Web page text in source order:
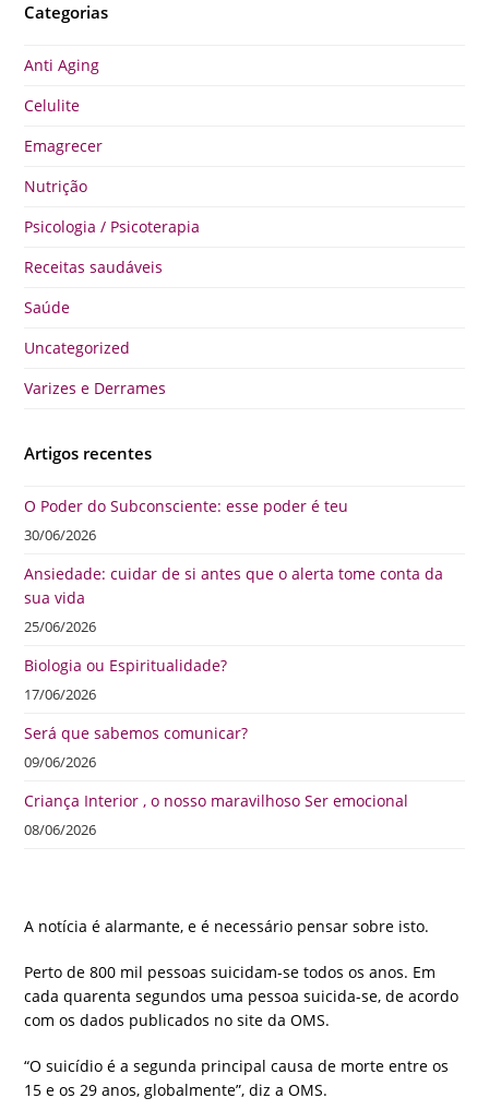
Categorias
Anti Aging
Celulite
Emagrecer
Nutrição
Psicologia / Psicoterapia
Receitas saudáveis
Saúde
Uncategorized
Varizes e Derrames
Artigos recentes
O Poder do Subconsciente: esse poder é teu
30/06/2026
Ansiedade: cuidar de si antes que o alerta tome conta da
sua vida
25/06/2026
Biologia ou Espiritualidade?
17/06/2026
Será que sabemos comunicar?
09/06/2026
Criança Interior , o nosso maravilhoso Ser emocional
08/06/2026
A notícia é alarmante, e é necessário pensar sobre isto.
Perto de 800 mil pessoas suicidam-se todos os anos. Em
cada quarenta segundos uma pessoa suicida-se, de acordo
com os dados publicados no site da OMS.
“O suicídio é a segunda principal causa de morte entre os
15 e os 29 anos, globalmente”, diz a OMS.